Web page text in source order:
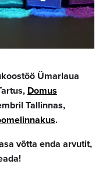
Ümarlaua
Domus
Tallinnas,
.
võtta enda arvutit,